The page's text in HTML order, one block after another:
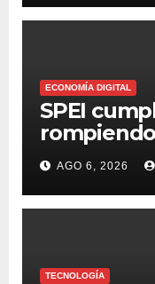
ECONOMÍA DIGITAL
SPEI
AGO 6, 2026
TECNOLOGÍA